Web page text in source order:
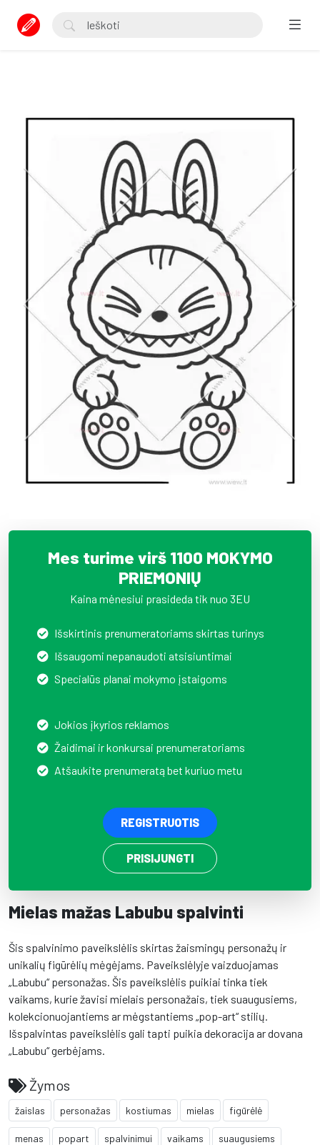
Mes turime virš 1100 MOKYMO
PRIEMONIŲ
Kaina mėnesiui prasideda tik nuo 3EU
Išskirtinis prenumeratoriams skirtas turinys
Išsaugomi nepanaudoti atsisiuntimai
Specialūs planai mokymo įstaigoms
Jokios įkyrios reklamos
Žaidimai ir konkursai prenumeratoriams
Atšaukite prenumeratą bet kuriuo metu
REGISTRUOTIS
PRISIJUNGTI
Mielas mažas Labubu spalvinti
Šis spalvinimo paveikslėlis skirtas žaismingų personažų ir
unikalių figūrėlių mėgėjams. Paveikslėlyje vaizduojamas
„Labubu“ personažas. Šis paveikslėlis puikiai tinka tiek
vaikams, kurie žavisi mielais personažais, tiek suaugusiems,
kolekcionuojantiems ar mėgstantiems „pop-art“ stilių.
Išspalvintas paveikslėlis gali tapti puikia dekoracija ar dovana
„Labubu“ gerbėjams.
Žymos
žaislas personažas kostiumas mielas figūrėlė
menas popart spalvinimui vaikams suaugusiems